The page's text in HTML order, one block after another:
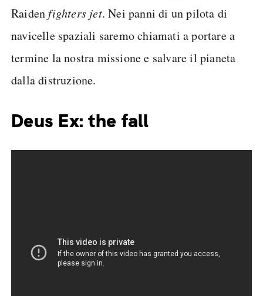
Raidenfighters jet. Nei panni di un pilota di
navicelle spaziali saremo chiamati a portare a
termine la nostra missione e salvare il pianeta
dalla distruzione.
Deus Ex: the fall